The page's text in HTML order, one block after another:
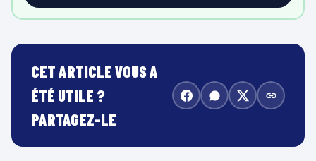
CET ARTICLE VOUS A
ÉTÉ UTILE ?
PARTAGEZ-LE